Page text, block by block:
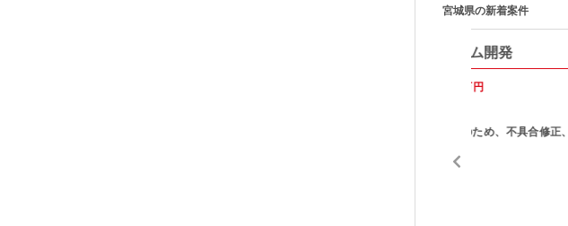
宮城県の新着案件
某法人向けシステム開発
万円
・テスト工程のため、不具合修正、